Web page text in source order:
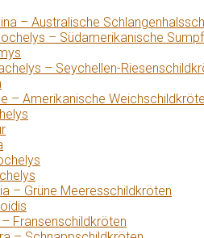
– Australische
– Südamerikanische
– Seychellen-
– Amerikanische
– Grüne Meeresschildkröten
Fransenschildkröten